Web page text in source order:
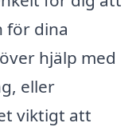
för dina
hjälp med
eller
viktigt att